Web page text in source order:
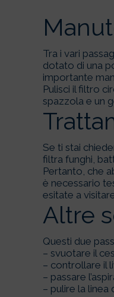
Tra i vari
dotato di una
importante
Pulisci il filtro
spazzola e un
Se ti stai
filtra funghi,
Pertanto, che
è necessario
esitate a
Altre
Questi due
– svuotare il
– controllare il
– passare
– pulire la linea